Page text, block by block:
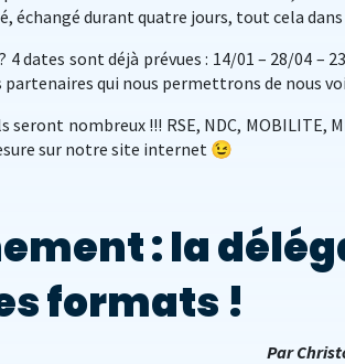
échangé durant quatre jours, tout cela
4 dates sont déjà prévues : 14/01 – 28/04
qui nous permettrons de nous
seront nombreux !!! RSE, NDC, MOBILITE,
sur notre site internet 😉
: la
formats !
Par